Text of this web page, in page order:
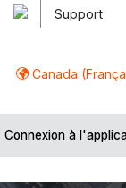
Support
Canada
Connexion à